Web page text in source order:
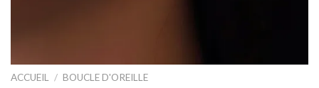
ACCUEIL / BOUCLE D'OREILLE